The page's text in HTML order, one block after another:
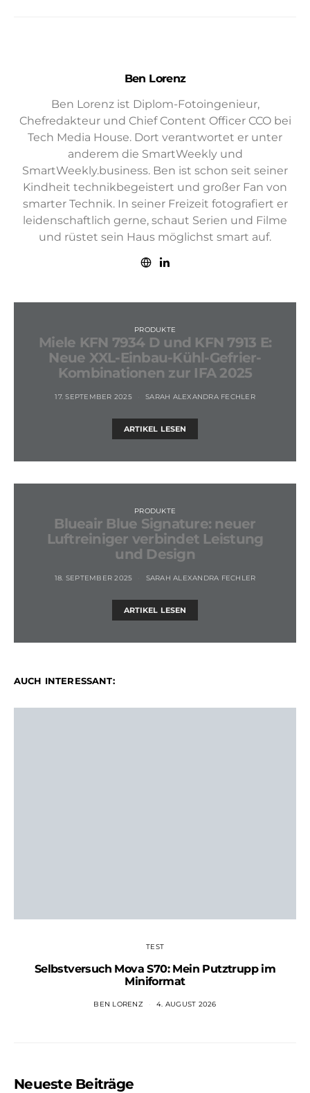
Ben Lorenz
Ben Lorenz ist Diplom-Fotoingenieur,
Chefredakteur und Chief Content Officer CCO bei
Tech Media House. Dort verantwortet er unter
anderem die SmartWeekly und
SmartWeekly.business. Ben ist schon seit seiner
Kindheit technikbegeistert und großer Fan von
smarter Technik. In seiner Freizeit fotografiert er
leidenschaftlich gerne, schaut Serien und Filme
und rüstet sein Haus möglichst smart auf.
PRODUKTE
Miele KFN 7934 D und KFN 7913 E:
Neue XXL-Einbau-Kühl-Gefrier-
Kombinationen zur IFA 2025
17. SEPTEMBER 2025 SARAH ALEXANDRA FECHLER
ARTIKEL LESEN
PRODUKTE
Blueair Blue Signature: neuer
Luftreiniger verbindet Leistung
und Design
18. SEPTEMBER 2025 SARAH ALEXANDRA FECHLER
ARTIKEL LESEN
AUCH INTERESSANT:
TEST
Selbstversuch Mova S70: Mein Putztrupp im
Miniformat
BEN LORENZ 4. AUGUST 2026
Neueste Beiträge